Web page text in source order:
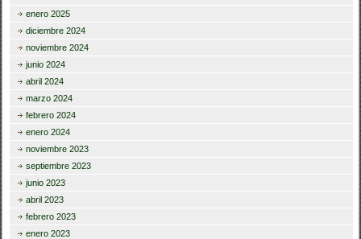
enero 2025
diciembre 2024
noviembre 2024
junio 2024
abril 2024
marzo 2024
febrero 2024
enero 2024
noviembre 2023
septiembre 2023
junio 2023
abril 2023
febrero 2023
enero 2023